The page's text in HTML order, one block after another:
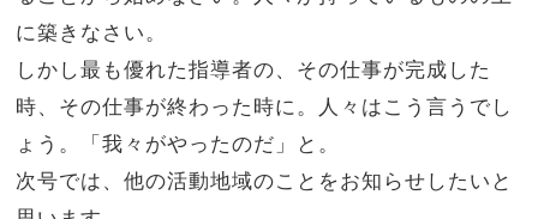
に築きなさい。
しかし最も優れた指導者の、その仕事が完成した
時、その仕事が終わった時に。人々はこう言うでし
ょう。「我々がやったのだ」と。
次号では、他の活動地域のことをお知らせしたいと